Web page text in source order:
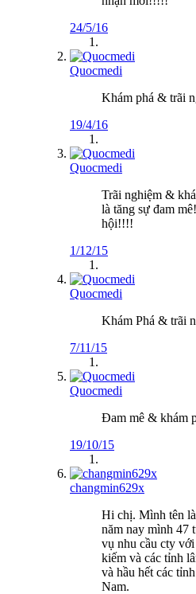
24/5/16
Quocmedi
Khám phá & trãi
19/4/16
Quocmedi
Trãi nghiệm &
là tăng sự đam
hội!!!!
1/12/15
Quocmedi
Khám Phá & trãi
7/11/15
Quocmedi
Đam mê & khám
19/10/15
changmin629x
Hi chị. Mình tên
năm nay mình 47
vụ nhu cầu cty
kiếm và các tỉnh
và hầu hết các
Nam.